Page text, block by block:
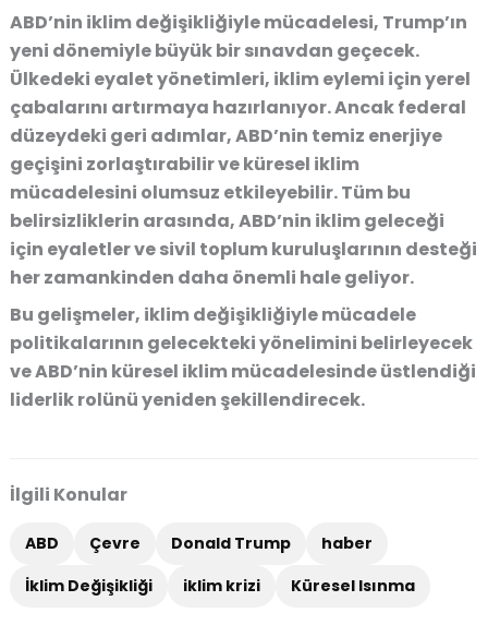
ABD’nin iklim değişikliğiyle mücadelesi, Trump’ın
yeni dönemiyle büyük bir sınavdan geçecek.
Ülkedeki eyalet yönetimleri, iklim eylemi için yerel
çabalarını artırmaya hazırlanıyor. Ancak federal
düzeydeki geri adımlar, ABD’nin temiz enerjiye
geçişini zorlaştırabilir ve küresel iklim
mücadelesini olumsuz etkileyebilir. Tüm bu
belirsizliklerin arasında, ABD’nin iklim geleceği
için eyaletler ve sivil toplum kuruluşlarının desteği
her zamankinden daha önemli hale geliyor.
Bu gelişmeler, iklim değişikliğiyle mücadele
politikalarının gelecekteki yönelimini belirleyecek
ve ABD’nin küresel iklim mücadelesinde üstlendiği
liderlik rolünü yeniden şekillendirecek.
İlgili Konular
ABD Çevre Donald Trump
haber
İklim Değişikliği
iklim krizi Küresel Isınma